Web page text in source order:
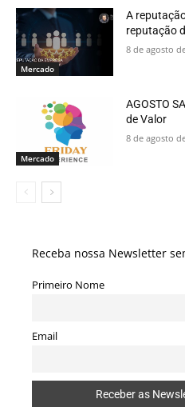
Mercado
A
reputação
8 de agosto
Mercado
AGOSTO
de Valor
8 de agosto
Receba nossa Newsletter
Primeiro Nome
Email